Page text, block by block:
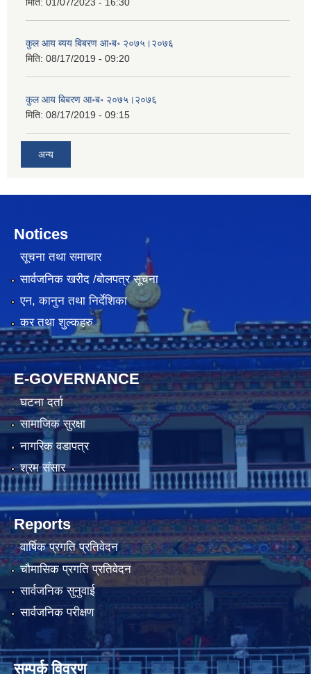
मिति: 01/07/2023 - 16:30
कुल आय ब्यय बिबरण आ॰ब॰ २०७५।२०७६
मिति: 08/17/2019 - 09:20
कुल आय बिबरण आ॰ब॰ २०७५।२०७६
मिति: 08/17/2019 - 09:15
अन्य
Notices
सूचना तथा समाचार
सार्वजनिक खरीद /बोलपत्र सूचना
एन, कानुन तथा निर्देशिका
कर तथा शुल्कहरु
E-GOVERNANCE
घटना दर्ता
सामाजिक सुरक्षा
नागरिक वडापत्र
श्रम संसार
Reports
वार्षिक प्रगति प्रतिवेदन
चौमासिक प्रगति प्रतिवेदन
सार्वजनिक सुनुवाई
सार्वजनिक परीक्षण
सम्पर्क विवरण